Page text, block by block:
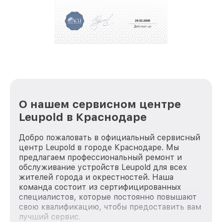
положительные отзывы и обрели отличную
репутацию. Мы постоянно совершенствуемся и
О нашем сервисном центре
Leupold в Краснодаре
Добро пожаловать в официальный сервисный
центр Leupold в городе Краснодаре. Мы
предлагаем профессиональный ремонт и
обслуживание устройств Leupold для всех
жителей города и окрестностей. Наша
команда состоит из сертифицированных
специалистов, которые постоянно повышают
свою квалификацию, чтобы предоставить вам
лучший сервис.